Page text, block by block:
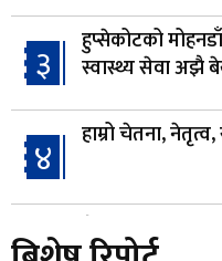
३
हुप्सेकोटको
स्वास्थ्य सेवा अझै
४ हाम्रो चेतना,
गैँडाको आतंकः